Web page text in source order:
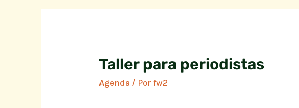
Taller para periodistas
Agenda / Porfw2